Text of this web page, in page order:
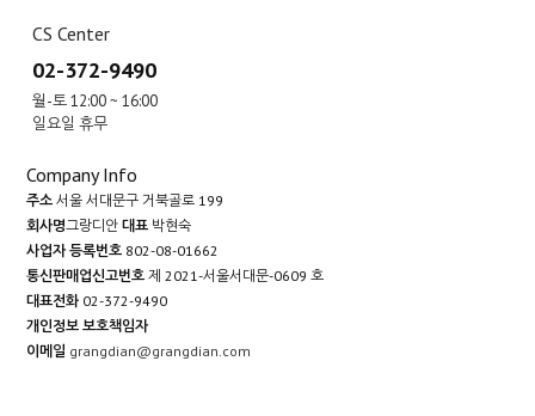
CS Center
02-372-9490
월-토 12:00 ~ 16:00
일요일 휴무
Company Info
주소 서울 서대문구 거북골로 199
회사명그랑디안대표 박현숙
사업자 등록번호 802-08-01662
통신판매업신고번호 제 2021-서울서대문-0609 호
대표전화 02-372-9490
개인정보 보호책임자
이메일 grangdian@grangdian.com